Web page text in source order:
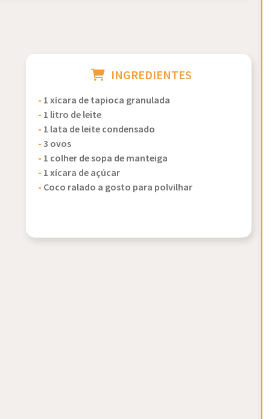
INGREDIENTES
- 1 xícara de tapioca granulada
- 1 litro de leite
- 1 lata de leite condensado
-3 ovos
- 1 colher de sopa de manteiga
- 1 xícara de açúcar
- Coco ralado a gosto para polvilhar